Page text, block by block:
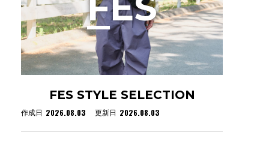
FES STYLE SELECTION
作成日 2026.08.03 更新日 2026.08.03